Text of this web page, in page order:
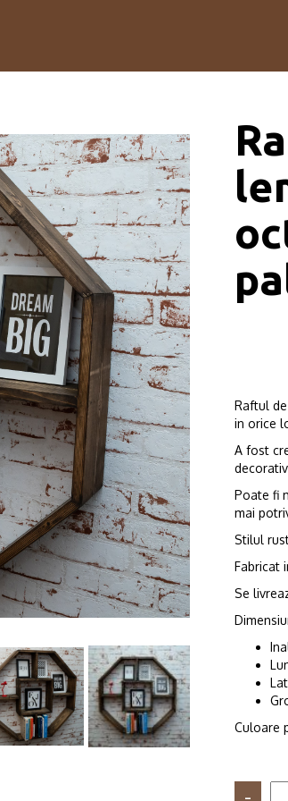
Raftul
in orice
A fost
Poate fi
mai
Stilul
Fabricat
Se
Culoare